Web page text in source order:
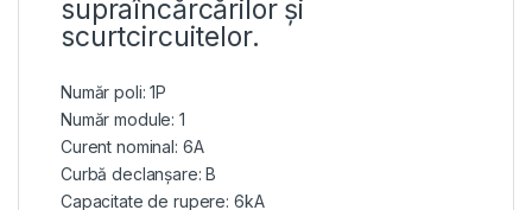
supraîncărcărilor și
scurtcircuitelor.
Număr poli: 1P
Număr module: 1
Curent nominal: 6A
Curbă declanșare: B
Capacitate de rupere: 6kA